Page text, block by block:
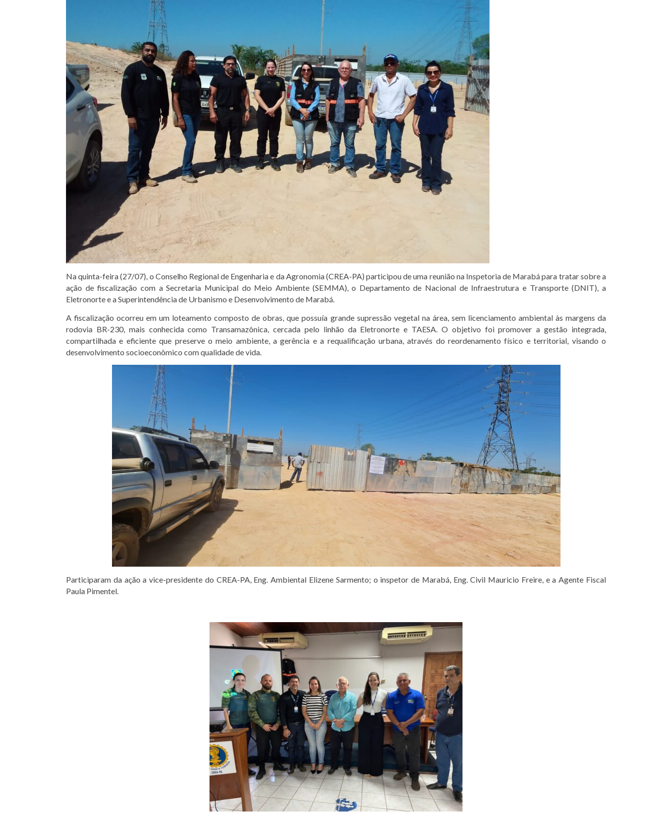
Na quinta-feira (27/07), o Conselho Regional de Engenharia e da Agronomia (CREA-PA) participou de uma reunião na Inspetoria de Marabá para tratar sobre a
ação de fiscalização com a Secretaria Municipal do Meio Ambiente (SEMMA), o Departamento de Nacional de Infraestrutura e Transporte (DNIT), a
Eletronorte e a Superintendência de Urbanismo e Desenvolvimento de Marabá.
A fiscalização ocorreu em um loteamento composto de obras, que possuía grande supressão vegetal na área, sem licenciamento ambiental às margens da
rodovia BR-230, mais conhecida como Transamazônica, cercada pelo linhão da Eletronorte e TAESA. O objetivo foi promover a gestão integrada,
compartilhada e eficiente que preserve o meio ambiente, a gerência e a requalificação urbana, através do reordenamento físico e territorial, visando o
desenvolvimento socioeconômico com qualidade de vida.
Participaram da ação a vice-presidente do CREA-PA, Eng. Ambiental Elizene Sarmento; o inspetor de Marabá, Eng. Civil Mauricio Freire, e a Agente Fiscal
Paula Pimentel.